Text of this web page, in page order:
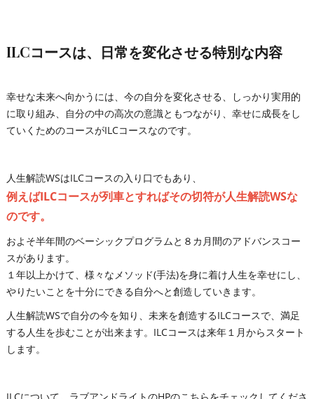
ILCコースは、日常を変化させる特別な内容
幸せな未来へ向かうには、今の自分を変化させる、しっかり実用的
に取り組み、自分の中の高次の意識ともつながり、幸せに成長をし
ていくためのコースがILCコースなのです。
人生解読WSはILCコースの入り口でもあり、
例えばILCコースが列車とすればその切符が人生解読WSな
のです。
およそ半年間のベーシックプログラムと８カ月間のアドバンスコー
スがあります。
１年以上かけて、様々なメソッド(手法)を身に着け人生を幸せにし、
やりたいことを十分にできる自分へと創造していきます。
人生解読WSで自分の今を知り、未来を創造するILCコースで、満足
する人生を歩むことが出来ます。ILCコースは来年１月からスタート
します。
ILCについて、ラブアンドライトのHPのこちらをチェックしてくださ